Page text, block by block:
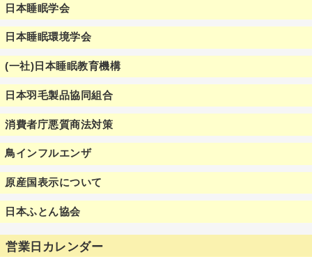
日本睡眠学会
日本睡眠環境学会
(一社)日本睡眠教育機構
日本羽毛製品協同組合
消費者庁悪質商法対策
鳥インフルエンザ
原産国表示について
日本ふとん協会
営業日カレンダー